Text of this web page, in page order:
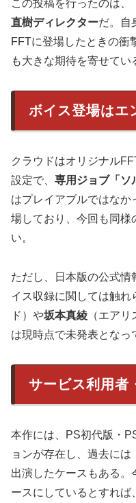
この投稿を行ったのは
直樹ディレクターだ。自
FFTに登場したときの衝
も大きな期待を寄せてい
ボイス登場はエ
クラウドはオリジナル
設定で、 専用ジョブ「ソ
はプレイアブルではなか
場しており、今回も同様
い。
ただし、日本版の公式情
イス収録に関しては触れ
ド）や坂本真綾 （エア
は現時点で未発表となっ
サービス利用者
本作には、PS初代版・
ョンが存在し、過去には
出演したケースもある。
ースにしているとすれば